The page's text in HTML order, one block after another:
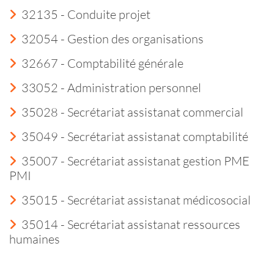
32135 - Conduite projet
32054 - Gestion des organisations
32667 - Comptabilité générale
33052 - Administration personnel
35028 - Secrétariat assistanat commercial
35049 - Secrétariat assistanat comptabilité
35007 - Secrétariat assistanat gestion PME
PMI
35015 - Secrétariat assistanat médicosocial
35014 - Secrétariat assistanat ressources
humaines